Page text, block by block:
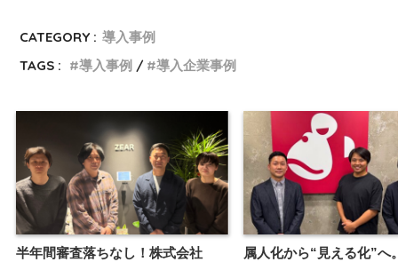
CATEGORY : 導入事例
TAGS :
導入事例 導入企業事例
半年間審査落ちなし！株式会社
属人化から“見える化”へ